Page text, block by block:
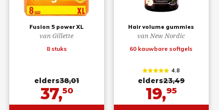
Fusion 5 power XL
van Gillette
8 stuks
elders38,01
37,50
Hair volume gummies
van New Nordic
60 kauwbare softgels
4.8
elders23,49
19,95